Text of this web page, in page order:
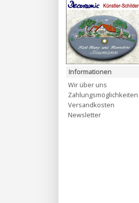
Informationen
Wir über uns
Zahlungsmöglichkeiten
Versandkosten
Newsletter